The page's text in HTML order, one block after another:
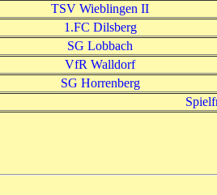
TSV Wieblingen II
1.FC Dilsberg
SG Lobbach
VfR Walldorf
SG Horrenberg